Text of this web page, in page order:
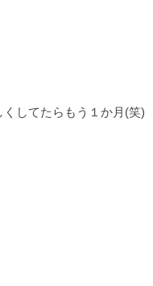
してたらもう１か月(笑)